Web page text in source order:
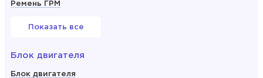
Ремень ГРМ
Показать все
Блок двигателя
Блок двигателя